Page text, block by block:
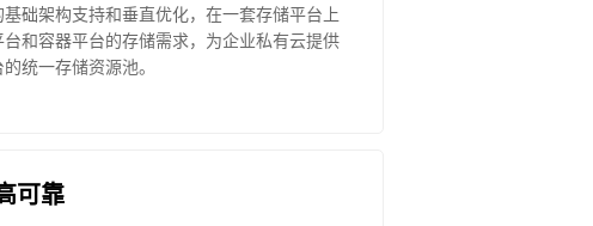
础架构支持和垂直优化，在一套存储平台上
和容器平台的存储需求，为企业私有云提供
统一存储资源池。
可靠